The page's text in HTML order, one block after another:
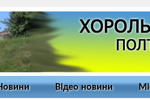
Відео новини